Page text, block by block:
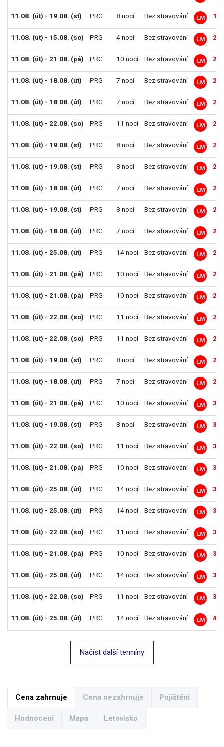
11.08. (út) - 19.08. (st) PRG 8 nocí Bez stravování LM 19
11.08. (út) - 15.08. (so) PRG 4 noci Bez stravování LM 21
11.08. (út) - 21.08. (pá) PRG 10 nocí Bez stravování LM 21
11.08. (út) - 18.08. (út) PRG 7 nocí Bez stravování LM 22
11.08. (út) - 18.08. (út) PRG 7 nocí Bez stravování LM 22
11.08. (út) - 22.08. (so) PRG 11 nocí Bez stravování LM 23
11.08. (út) - 19.08. (st) PRG 8 nocí Bez stravování LM 23
11.08. (út) - 19.08. (st) PRG 8 nocí Bez stravování LM 23
11.08. (út) - 18.08. (út) PRG 7 nocí Bez stravování LM 24
11.08. (út) - 19.08. (st) PRG 8 nocí Bez stravování LM 26
11.08. (út) - 18.08. (út) PRG 7 nocí Bez stravování LM 26
11.08. (út) - 25.08. (út) PRG 14 nocí Bez stravování LM 26
11.08. (út) - 21.08. (pá) PRG 10 nocí Bez stravování LM 26
11.08. (út) - 21.08. (pá) PRG 10 nocí Bez stravování LM 26
11.08. (út) - 22.08. (so) PRG 11 nocí Bez stravování LM 28
11.08. (út) - 22.08. (so) PRG 11 nocí Bez stravování LM 28
11.08. (út) - 19.08. (st) PRG 8 nocí Bez stravování LM 28
11.08. (út) - 18.08. (út) PRG 7 nocí Bez stravování LM 28
11.08. (út) - 21.08. (pá) PRG 10 nocí Bez stravování LM 30
11.08. (út) - 19.08. (st) PRG 8 nocí Bez stravování LM 31
11.08. (út) - 22.08. (so) PRG 11 nocí Bez stravování LM 31
11.08. (út) - 21.08. (pá) PRG 10 nocí Bez stravování LM 32
11.08. (út) - 25.08. (út) PRG 14 nocí Bez stravování LM 33
11.08. (út) - 25.08. (út) PRG 14 nocí Bez stravování LM 33
11.08. (út) - 22.08. (so) PRG 11 nocí Bez stravování LM 35
11.08. (út) - 21.08. (pá) PRG 10 nocí Bez stravování LM 36
11.08. (út) - 25.08. (út) PRG 14 nocí Bez stravování LM 37
11.08. (út) - 22.08. (so) PRG 11 nocí Bez stravování LM 39
11.08. (út) - 25.08. (út) PRG 14 nocí Bez stravování LM 41
Načíst další termíny
Cena zahrnuje Cena nezahrnuje Pojištění
Hodnocení Mapa Letovisko